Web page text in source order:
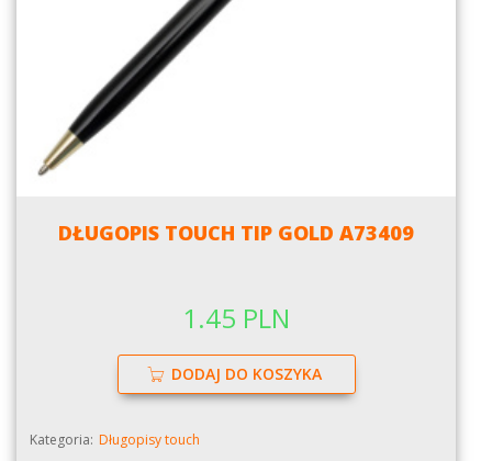
DŁUGOPIS TOUCH TIP GOLD A73409
1.45 PLN
DODAJ DO KOSZYKA
Kategoria: Długopisy touch